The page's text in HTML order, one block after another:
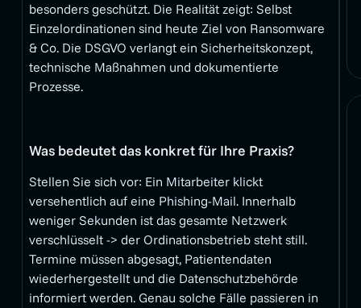
besonders geschützt. Die Realität zeigt: Selbst
Einzelordinationen sind heute Ziel von Ransomware
& Co. Die DSGVO verlangt ein Sicherheitskonzept,
technische Maßnahmen und dokumentierte
Prozesse.
Was bedeutet das konkret für Ihre Praxis?
Stellen Sie sich vor: Ein Mitarbeiter klickt
versehentlich auf eine Phishing-Mail. Innerhalb
weniger Sekunden ist das gesamte Netzwerk
verschlüsselt -> der Ordinationsbetrieb steht still.
Termine müssen abgesagt, Patientendaten
wiederhergestellt und die Datenschutzbehörde
informiert werden. Genau solche Fälle passieren in